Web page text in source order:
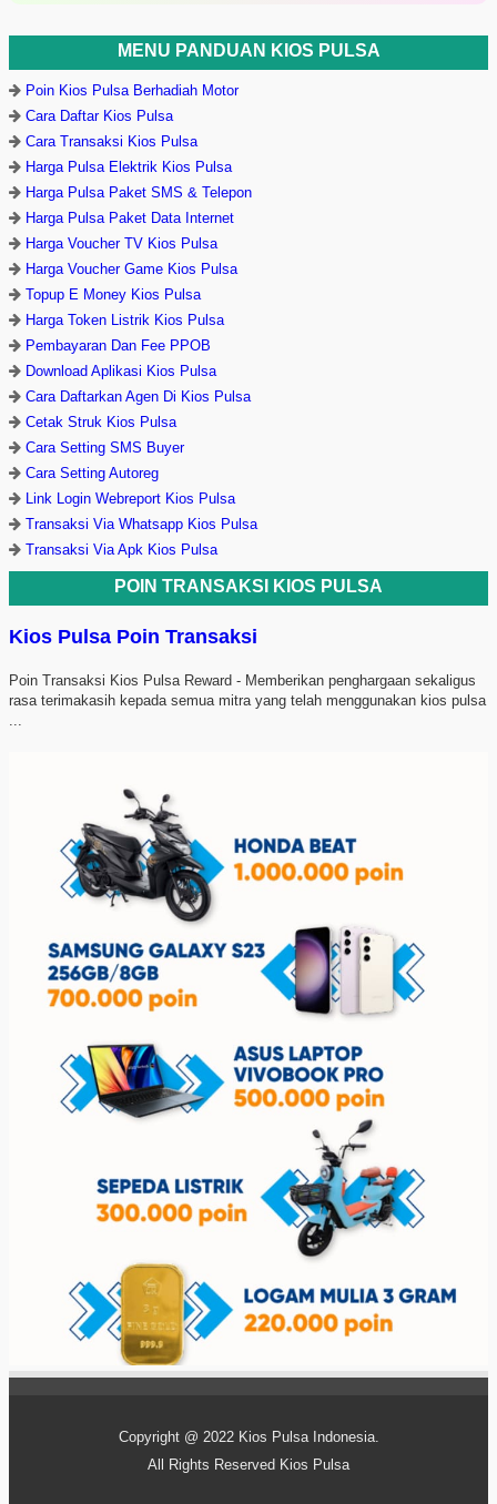
MENU PANDUAN KIOS PULSA
Poin Kios Pulsa Berhadiah Motor
Cara Daftar Kios Pulsa
Cara Transaksi Kios Pulsa
Harga Pulsa Elektrik Kios Pulsa
Harga Pulsa Paket SMS & Telepon
Harga Pulsa Paket Data Internet
Harga Voucher TV Kios Pulsa
Harga Voucher Game Kios Pulsa
Topup E Money Kios Pulsa
Harga Token Listrik Kios Pulsa
Pembayaran Dan Fee PPOB
Download Aplikasi Kios Pulsa
Cara Daftarkan Agen Di Kios Pulsa
Cetak Struk Kios Pulsa
Cara Setting SMS Buyer
Cara Setting Autoreg
Link Login Webreport Kios Pulsa
Transaksi Via Whatsapp Kios Pulsa
Transaksi Via Apk Kios Pulsa
POIN TRANSAKSI KIOS PULSA
Kios Pulsa Poin Transaksi
Poin Transaksi Kios Pulsa Reward - Memberikan penghargaan sekaligus
rasa terimakasih kepada semua mitra yang telah menggunakan kios pulsa
Copyright @ 2022 Kios Pulsa Indonesia.
All Rights Reserved Kios Pulsa